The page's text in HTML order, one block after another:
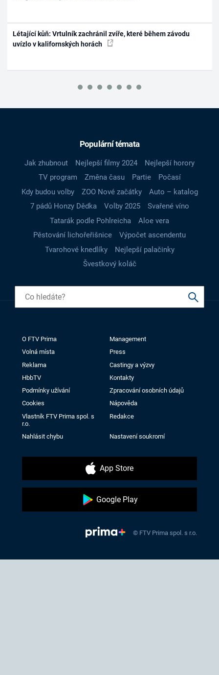
Létající kůň: Vrtulník zachránil zvíře, které během závodu
uvízlo v kalifornských horách
Populární témata
Jak zhubnout Nejlepší filmy 2024
Nejlepší horory
TV program
Změna času Partie
Počasí
Kdy budou volby
ZOO Nové začátky
Auto – katalog
7 pádů Honzy Dědka
Volby 2025
Svařené víno
Tatarák podle Pohlreicha
Aloe vera
Pěstování lichořeřišnice
Výpočet ascendentu
Tvarohové knedlíky
Nejlepší palačinky
Švestkový koláč
O FTV Prima
Management
Volná místa
Press
Reklama
Castingy a výzvy
HbbTV
Kontakty
Podmínky užívání
Zpracování osobních údajů
Cookies
Nápověda
Vlastník FTV Prima spol. s
r.o.
Redakce
Nahlásit chybu Nastavení soukromí
App Store
Google Play
© FTV Prima spol. s r.o.